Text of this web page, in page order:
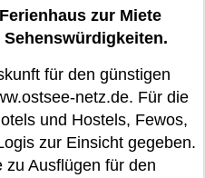
zur Miete
für den günstigen
netz.de. Für die
und Hostels, Fewos,
zur Einsicht gegeben.
zu Ausflügen für den